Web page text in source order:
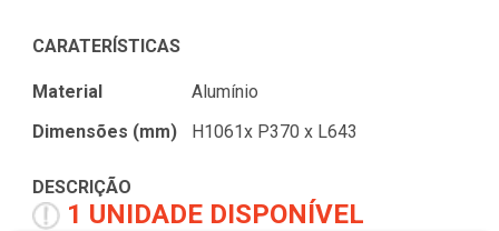
CARATERÍSTICAS
Material
Alumínio
Dimensões (mm)
H1061x P370 x L643
DESCRIÇÃO
1 UNIDADE DISPONÍVEL